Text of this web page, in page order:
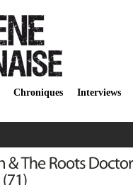
Chroniques Interviews